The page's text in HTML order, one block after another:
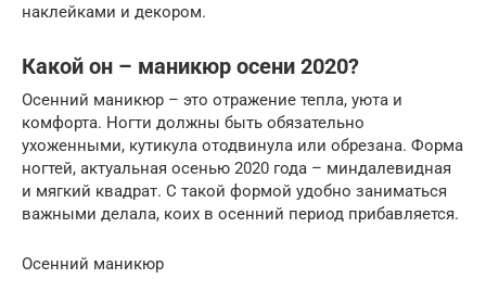
наклейками и декором.
Какой он – маникюр осени 2020?
Осенний маникюр – это отражение тепла, уюта и
комфорта. Ногти должны быть обязательно
ухоженными, кутикула отодвинула или обрезана. Форма
ногтей, актуальная осенью 2020 года – миндалевидная
и мягкий квадрат. С такой формой удобно заниматься
важными делала, коих в осенний период прибавляется.
Осенний маникюр